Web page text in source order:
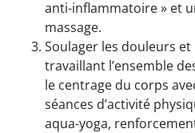
anti-inflammatoire » et
massage.
Soulager les douleurs
travaillant l’ensemble
le centrage du corps
séances d’activité
aqua-yoga,